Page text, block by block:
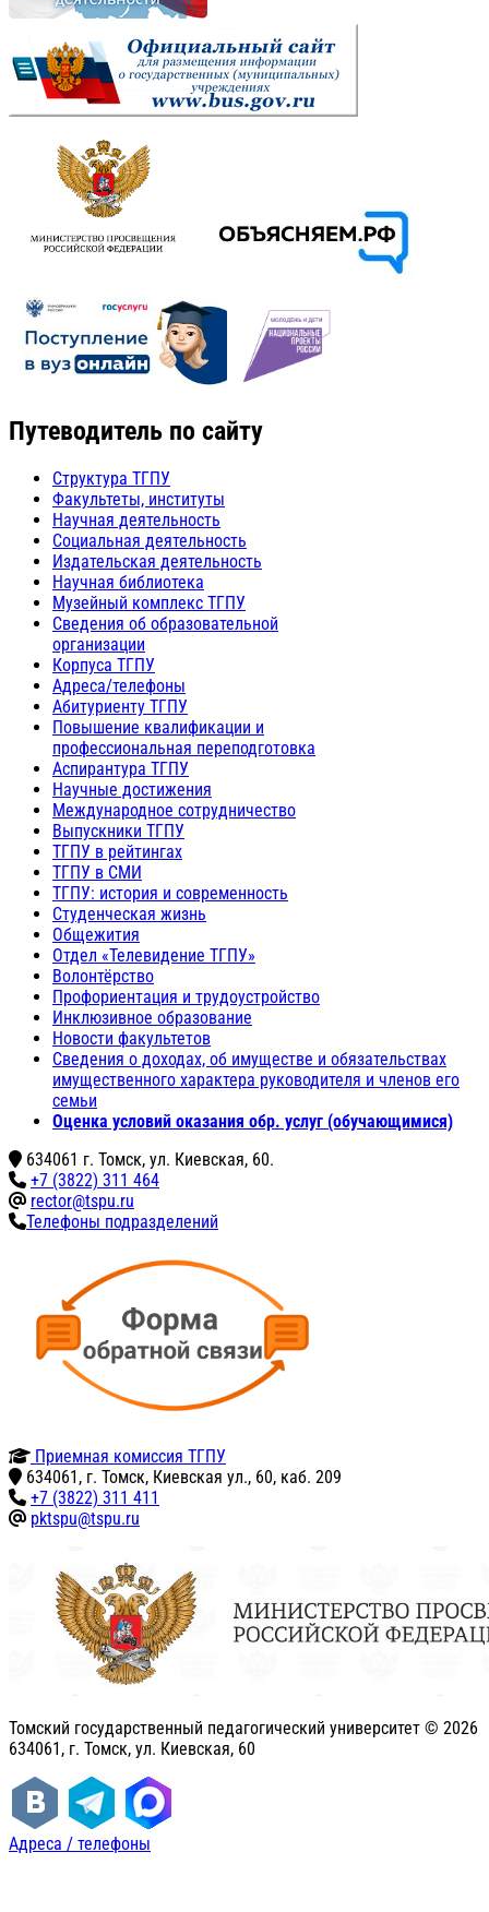
Путеводитель по сайту
Структура ТГПУ
Факультеты, институты
Научная деятельность
Социальная деятельность
Издательская деятельность
Научная библиотека
Музейный комплекс ТГПУ
Сведения об образовательной
организации
Корпуса ТГПУ
Адреса/телефоны
Абитуриенту ТГПУ
Повышение квалификации и
профессиональная переподготовка
Аспирантура ТГПУ
Научные достижения
Международное сотрудничество
Выпускники ТГПУ
ТГПУ в рейтингах
ТГПУ в СМИ
ТГПУ: история и современность
Студенческая жизнь
Общежития
Отдел «Телевидение ТГПУ»
Волонтёрство
Профориентация и трудоустройство
Инклюзивное образование
Новости факультетов
Сведения о доходах, об имуществе и обязательствах
имущественного характера руководителя и членов его
семьи
Оценка условий оказания обр. услуг (обучающимися)
634061 г. Томск, ул. Киевская, 60.
+7 (3822) 311 464
rector@tspu.ru
Телефоны подразделений
Приемная комиссия ТГПУ
634061, г. Томск, Киевская ул., 60, каб. 209
+7 (3822) 311 411
pktspu@tspu.ru
Томский государственный педагогический университет © 2026
634061, г. Томск, ул. Киевская, 60
Адреса / телефоны